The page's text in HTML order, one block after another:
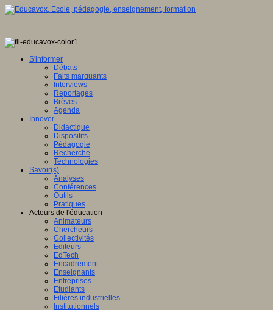
S'informer
Débats
Faits marquants
Interviews
Reportages
Brèves
Agenda
Innover
Didactique
Dispositifs
Pédagogie
Recherche
Technologies
Savoir(s)
Analyses
Conférences
Outils
Pratiques
Acteurs de l'éducation
Animateurs
Chercheurs
Collectivités
Editeurs
EdTech
Encadrement
Enseignants
Entreprises
Etudiants
Filières industrielles
Institutionnels